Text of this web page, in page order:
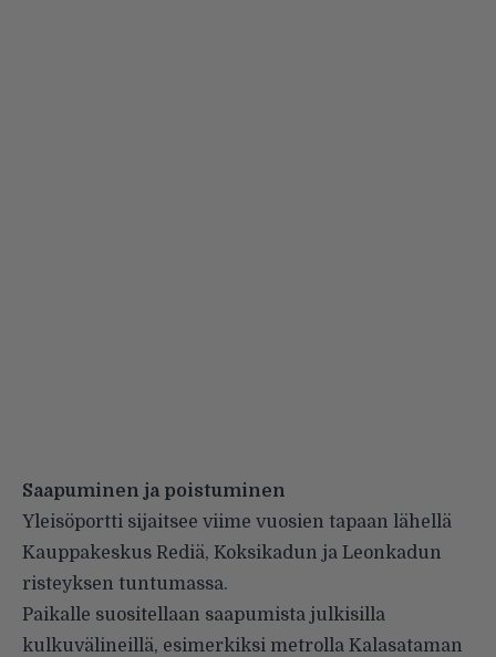
Saapuminen ja poistuminen
Yleisöportti sijaitsee viime vuosien tapaan lähellä
Kauppakeskus Rediä, Koksikadun ja Leonkadun
risteyksen tuntumassa.
Paikalle suositellaan saapumista julkisilla
kulkuvälineillä, esimerkiksi metrolla Kalasataman